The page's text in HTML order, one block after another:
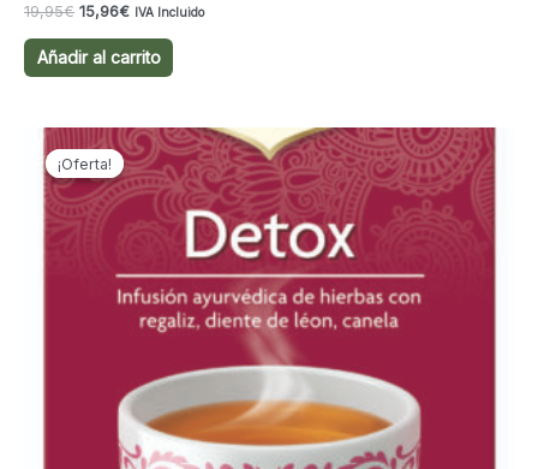
19,95€ El
original
era:
15,96€El
actual
es:
IVA Incluido
Añadir al carrito
¡Oferta!
¡Oferta!